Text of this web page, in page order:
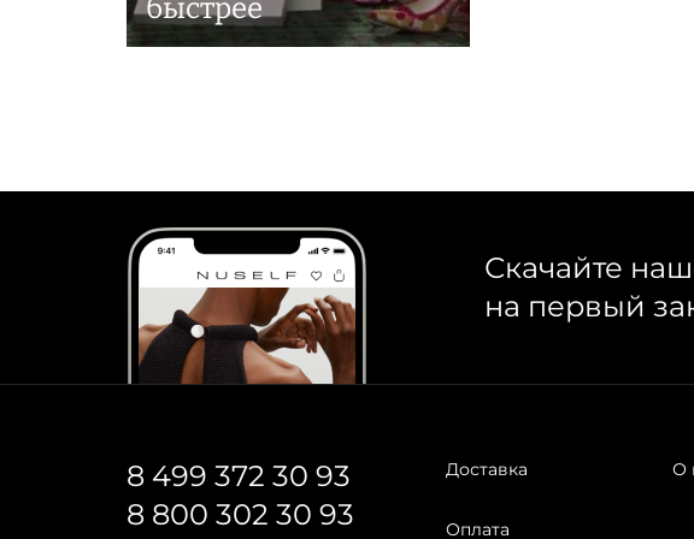
быстрее
Скачайте
на первый
8 499 372 30 93
8 800 302 30 93
Доставка
Оплата
О